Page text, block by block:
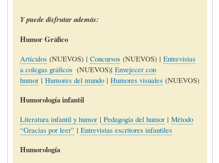
Y puede disfrutar además:
Humor Gráfico
Artículos(NUEVOS) | Concursos(NUEVOS) | Entrevistas
a colegas gráficos(NUEVOS)| Envejecer con
humor| Humores del mundo| Humores visuales(NUEVOS)
Humorología infantil
Literatura infantil y humor| Pedagogía del humor| Método
“Gracias por leer” | Entrevistas escritores infantiles
Humorología